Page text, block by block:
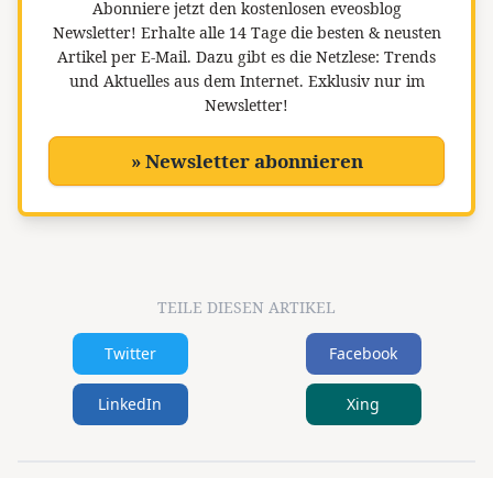
Abonniere jetzt den kostenlosen eveosblog
Newsletter! Erhalte alle 14 Tage die besten & neusten
Artikel per E-Mail. Dazu gibt es die Netzlese: Trends
und Aktuelles aus dem Internet. Exklusiv nur im
Newsletter!
» Newsletter abonnieren
TEILE DIESEN ARTIKEL
Twitter Facebook
LinkedIn Xing